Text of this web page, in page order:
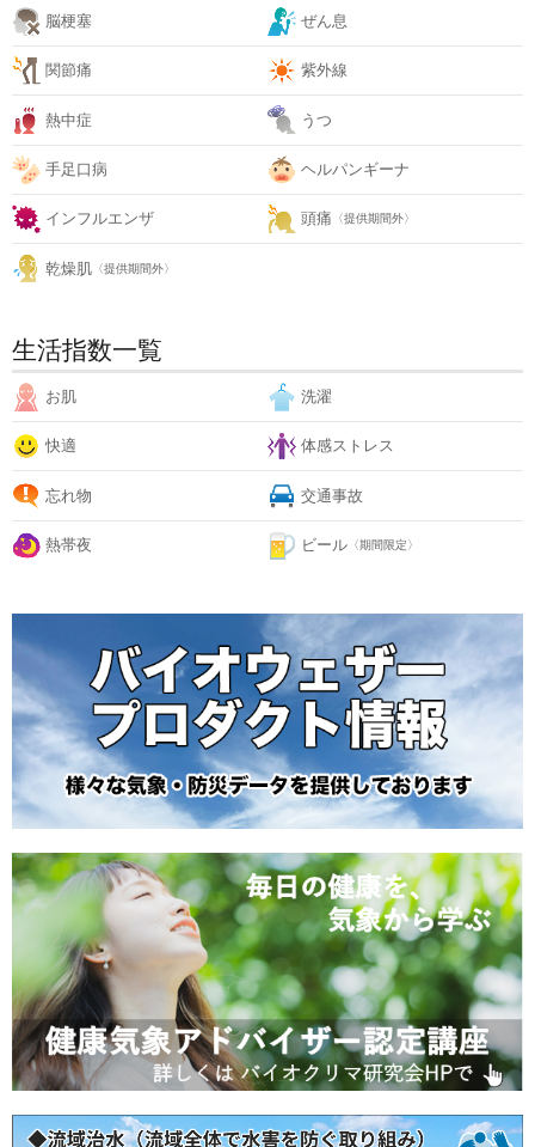
脳梗塞 ぜん息
関節痛 紫外線
熱中症 うつ
手足口病 ヘルパンギーナ
インフルエンザ 頭痛 〈提供期間外〉
乾燥肌 〈提供期間外〉
生活指数一覧
お肌 洗濯
快適 体感ストレス
忘れ物 交通事故
熱帯夜 ビール 〈期間限定〉